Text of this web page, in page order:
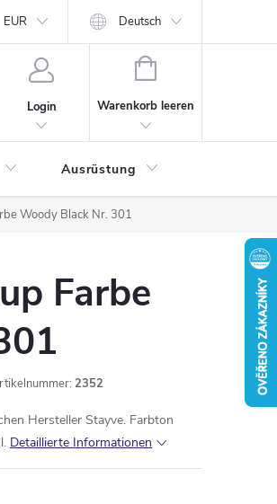
EUR Deutsch
Login
WARENKORB
Warenkorb leeren
Ausrüstung
Woody Black Nr. 301
Farbe
2352
Hersteller Stayve. Farbton
Detaillierte Informationen